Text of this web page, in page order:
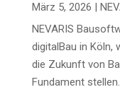
März 5, 2026 |
NEVARIS
digi­tal­Bau in Köln,
die Zukunft von
Fun­da­ment